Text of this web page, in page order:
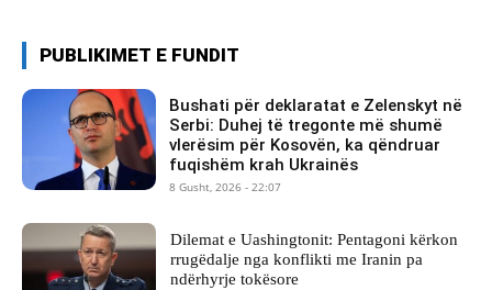
PUBLIKIMET E FUNDIT
Bushati për deklaratat e Zelenskyt në
Serbi: Duhej të tregonte më shumë
vlerësim për Kosovën, ka qëndruar
fuqishëm krah Ukrainës
8 Gusht, 2026 - 22:07
Dilemat e Uashingtonit: Pentagoni kërkon
rrugëdalje nga konflikti me Iranin pa
ndërhyrje tokësore